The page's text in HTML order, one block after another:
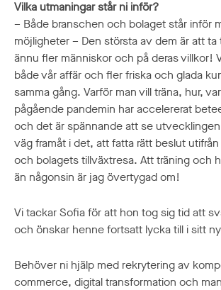
Vilka utmaningar står ni inför?
– Både branschen och bolaget står inför
möjligheter – Den största av dem är att ta
ännu fler människor och på deras villkor!
både vår affär och fler friska och glada
samma gång. Varför man vill träna, hur,
pågående pandemin har accelererat
och det är spännande att se
väg framåt i det, att fatta rätt beslut
och bolagets tillväxtresa. Att träning och
än någonsin är jag övertygad om!
Vi tackar Sofia för att hon tog sig tid att
och önskar henne fortsatt lycka till i sitt
Behöver ni hjälp med rekrytering av
commerce, digital transformation och